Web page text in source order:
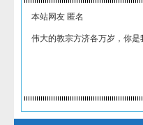
本站网友 匿名
伟大的教宗方济各万岁，你